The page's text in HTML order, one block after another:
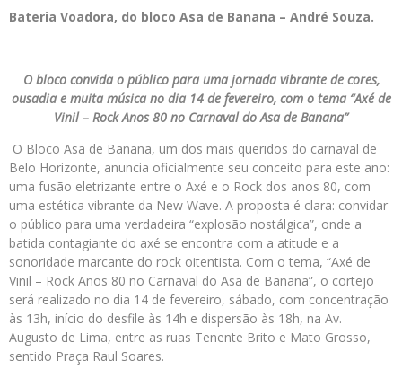
Bateria Voadora, do bloco Asa de Banana – André Souza.
O bloco convida o público para uma jornada vibrante de cores,
ousadia e muita música no dia 14 de fevereiro, com o tema “Axé de
Vinil – Rock Anos 80 no Carnaval do Asa de Banana”
O Bloco Asa de Banana, um dos mais queridos do carnaval de
Belo Horizonte, anuncia oficialmente seu conceito para este ano:
uma fusão eletrizante entre o Axé e o Rock dos anos 80, com
uma estética vibrante da New Wave. A proposta é clara: convidar
o público para uma verdadeira “explosão nostálgica”, onde a
batida contagiante do axé se encontra com a atitude e a
sonoridade marcante do rock oitentista. Com o tema, “Axé de
Vinil – Rock Anos 80 no Carnaval do Asa de Banana”, o cortejo
será realizado no dia 14 de fevereiro, sábado, com concentração
às 13h, início do desfile às 14h e dispersão às 18h, na Av.
Augusto de Lima, entre as ruas Tenente Brito e Mato Grosso,
sentido Praça Raul Soares.